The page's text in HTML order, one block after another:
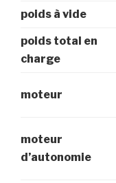
poids à vide
poids total en
charge
moteur
moteur
d’autonomie